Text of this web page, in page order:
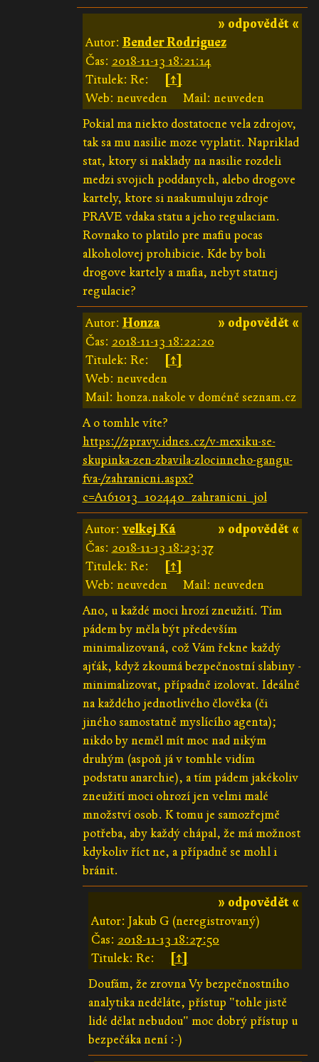
» odpovědět «
Autor: Bender Rodriguez
Čas: 2018-11-13 18:21:14
Titulek: Re:
[↑]
Web: neuveden
Mail: neuveden
Pokial ma niekto dostatocne vela zdrojov,
tak sa mu nasilie moze vyplatit. Napriklad
stat, ktory si naklady na nasilie rozdeli
medzi svojich poddanych, alebo drogove
kartely, ktore si naakumuluju zdroje
PRAVE vdaka statu a jeho regulaciam.
Rovnako to platilo pre mafiu pocas
alkoholovej prohibicie. Kde by boli
drogove kartely a mafia, nebyt statnej
regulacie?
» odpovědět «
Autor: Honza
Čas: 2018-11-13 18:22:20
Titulek: Re:
[↑]
Web: neuveden
Mail: honza.nakole v doméně seznam.cz
A o tomhle víte?
https://zpravy.idnes.cz/v-mexiku-se-
skupinka-zen-zbavila-zlocinneho-gangu-
fva-/zahranicni.aspx?
c=A161013_102440_zahranicni_jol
» odpovědět «
Autor: velkej Ká
Čas: 2018-11-13 18:23:37
Titulek: Re:
[↑]
Web: neuveden
Mail: neuveden
Ano, u každé moci hrozí zneužití. Tím
pádem by měla být především
minimalizovaná, což Vám řekne každý
ajťák, když zkoumá bezpečnostní slabiny -
minimalizovat, případně izolovat. Ideálně
na každého jednotlivého člověka (či
jiného samostatně myslícího agenta);
nikdo by neměl mít moc nad nikým
druhým (aspoň já v tomhle vidím
podstatu anarchie), a tím pádem jakékoliv
zneužití moci ohrozí jen velmi malé
množství osob. K tomu je samozřejmě
potřeba, aby každý chápal, že má možnost
kdykoliv říct ne, a případně se mohl i
bránit.
» odpovědět «
Autor: Jakub G (neregistrovaný)
Čas: 2018-11-13 18:27:50
Titulek: Re:
[↑]
Doufám, že zrovna Vy bezpečnostního
analytika neděláte, přístup "tohle jistě
lidé dělat nebudou" moc dobrý přístup u
bezpečáka není :-)